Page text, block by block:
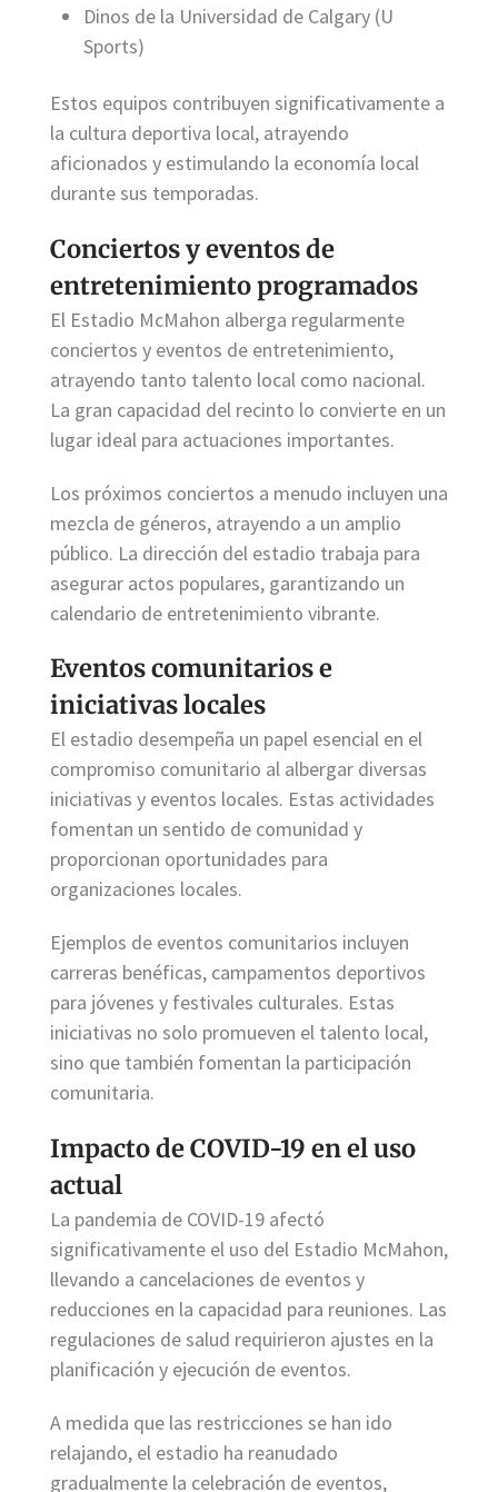
Dinos de la Universidad de Calgary (U
Sports)
Estos equipos contribuyen significativamente a
la cultura deportiva local, atrayendo
aficionados y estimulando la economía local
durante sus temporadas.
Conciertos y eventos de
entretenimiento programados
El Estadio McMahon alberga regularmente
conciertos y eventos de entretenimiento,
atrayendo tanto talento local como nacional.
La gran capacidad del recinto lo convierte en un
lugar ideal para actuaciones importantes.
Los próximos conciertos a menudo incluyen una
mezcla de géneros, atrayendo a un amplio
público. La dirección del estadio trabaja para
asegurar actos populares, garantizando un
calendario de entretenimiento vibrante.
Eventos comunitarios e
iniciativas locales
El estadio desempeña un papel esencial en el
compromiso comunitario al albergar diversas
iniciativas y eventos locales. Estas actividades
fomentan un sentido de comunidad y
proporcionan oportunidades para
organizaciones locales.
Ejemplos de eventos comunitarios incluyen
carreras benéficas, campamentos deportivos
para jóvenes y festivales culturales. Estas
iniciativas no solo promueven el talento local,
sino que también fomentan la participación
comunitaria.
Impacto de COVID-19 en el uso
actual
La pandemia de COVID-19 afectó
significativamente el uso del Estadio McMahon,
llevando a cancelaciones de eventos y
reducciones en la capacidad para reuniones. Las
regulaciones de salud requirieron ajustes en la
planificación y ejecución de eventos.
A medida que las restricciones se han ido
relajando, el estadio ha reanudado
gradualmente la celebración de eventos,